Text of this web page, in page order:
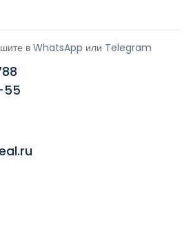
в WhatsApp или Telegram
55